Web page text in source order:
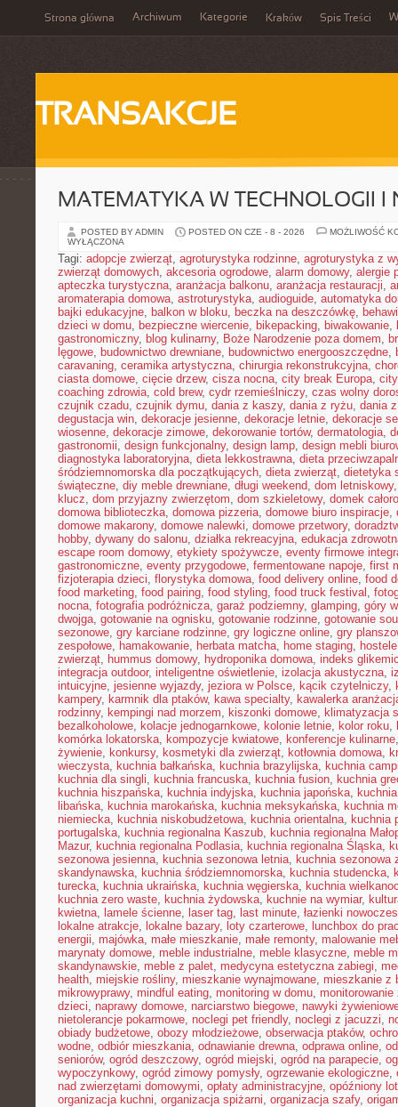
Strona główna Archiwum Kategorie Kraków Spis Treści
TRANSAKCJE
MATEMATYKA W TECHNOLOGII I
POSTED BY ADMIN POSTED ON CZE - 8 - 2026
MOŻLIWOŚĆ
WYŁĄCZONA
Tagi: adopcje zwierząt, agroturystyka rodzinne, agroturystyka z
zwierząt domowych, akcesoria ogrodowe, alarm domowy, alergie
apteczka turystyczna, aranżacja balkonu, aranżacja restauracji,
aromaterapia domowa, astroturystyka, audioguide, automatyka
bajki edukacyjne, balkon w bloku, beczka na deszczówkę,
dzieci w domu, bezpieczne wiercenie, bikepacking, biwakowanie,
gastronomiczny, blog kulinarny, Boże Narodzenie poza domem,
lęgowe, budownictwo drewniane, budownictwo energooszczędne,
caravaning, ceramika artystyczna, chirurgia rekonstrukcyjna,
ciasta domowe, cięcie drzew, cisza nocna, city break Europa,
coaching zdrowia, cold brew, cydr rzemieślniczy, czas wolny
czujnik czadu, czujnik dymu, dania z kaszy, dania z ryżu, dania
degustacja win, dekoracje jesienne, dekoracje letnie, dekoracje
wiosenne, dekoracje zimowe, dekorowanie tortów, dermatologia,
gastronomii, design funkcjonalny, design lamp, design mebli
diagnostyka laboratoryjna, dieta lekkostrawna, dieta
śródziemnomorska dla początkujących, dieta zwierząt, dietetyka
świąteczne, diy meble drewniane, długi weekend, dom letniskowy
klucz, dom przyjazny zwierzętom, dom szkieletowy, domek
domowa biblioteczka, domowa pizzeria, domowe biuro inspiracje,
domowe makarony, domowe nalewki, domowe przetwory,
hobby, dywany do salonu, działka rekreacyjna, edukacja
escape room domowy, etykiety spożywcze, eventy firmowe
gastronomiczne, eventy przygodowe, fermentowane napoje, first
fizjoterapia dzieci, florystyka domowa, food delivery online, food
food marketing, food pairing, food styling, food truck festival ,
nocna, fotografia podróżnicza, garaż podziemny, glamping, góry
dwojga, gotowanie na ognisku, gotowanie rodzinne, gotowanie
sezonowe, gry karciane rodzinne, gry logiczne online, gry
zespołowe, hamakowanie, herbata matcha, home staging,
zwierząt, hummus domowy, hydroponika domowa, indeks
integracja outdoor, inteligentne oświetlenie, izolacja akustyczna,
intuicyjne, jesienne wyjazdy, jeziora w Polsce, kącik czytelniczy,
kampery, karmnik dla ptaków, kawa specialty, kawalerka
rodzinny, kempingi nad morzem, kiszonki domowe, klimatyzacja
bezalkoholowe, kolacje jednogarnkowe, kolonie letnie, kolor roku,
komórka lokatorska, kompozycje kwiatowe, konferencje kulinarne
żywienie, konkursy, kosmetyki dla zwierząt, kotłownia domowa,
wieczysta, kuchnia bałkańska, kuchnia brazylijska, kuchnia
kuchnia dla singli, kuchnia francuska, kuchnia fusion, kuchnia
kuchnia hiszpańska, kuchnia indyjska, kuchnia japońska,
libańska, kuchnia marokańska, kuchnia meksykańska, kuchnia
niemiecka, kuchnia niskobudżetowa, kuchnia orientalna, kuchnia
portugalska, kuchnia regionalna Kaszub, kuchnia regionalna
Mazur, kuchnia regionalna Podlasia, kuchnia regionalna Śląska,
sezonowa jesienna, kuchnia sezonowa letnia, kuchnia sezonowa
skandynawska, kuchnia śródziemnomorska, kuchnia studencka,
turecka, kuchnia ukraińska, kuchnia węgierska, kuchnia
kuchnia zero waste, kuchnia żydowska, kuchnie na wymiar,
kwietna, lamele ścienne, laser tag, last minute, łazienki
lokalne atrakcje, lokalne bazary, loty czarterowe, lunchbox do
energii, majówka, małe mieszkanie, małe remonty, malowanie
marynaty domowe, meble industrialne, meble klasyczne, meble
skandynawskie, meble z palet, medycyna estetyczna zabiegi,
health, miejskie rośliny, mieszkanie wynajmowane, mieszkanie z
mikrowyprawy, mindful eating, monitoring w domu, monitorowanie
dzieci, naprawy domowe, narciarstwo biegowe, nawyki
nietolerancje pokarmowe, noclegi pet friendly, noclegi z jacuzzi,
obiady budżetowe, obozy młodzieżowe, obserwacja ptaków,
wodne, odbiór mieszkania, odnawianie drewna, odprawa online,
seniorów, ogród deszczowy, ogród miejski, ogród na parapecie,
wypoczynkowy, ogród zimowy pomysły, ogrzewanie ekologiczne,
nad zwierzętami domowymi, opłaty administracyjne, opóźniony lot
organizacja kuchni, organizacja spiżarni, organizacja szafy,